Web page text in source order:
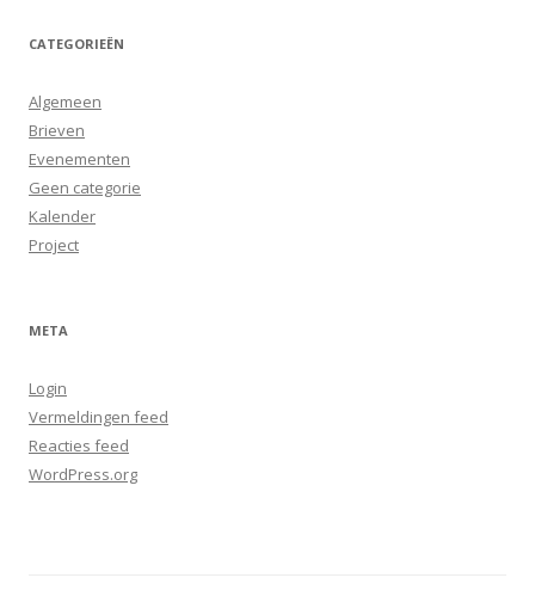
CATEGORIEËN
Algemeen
Brieven
Evenementen
Geen categorie
Kalender
Project
META
Login
Vermeldingen feed
Reacties feed
WordPress.org